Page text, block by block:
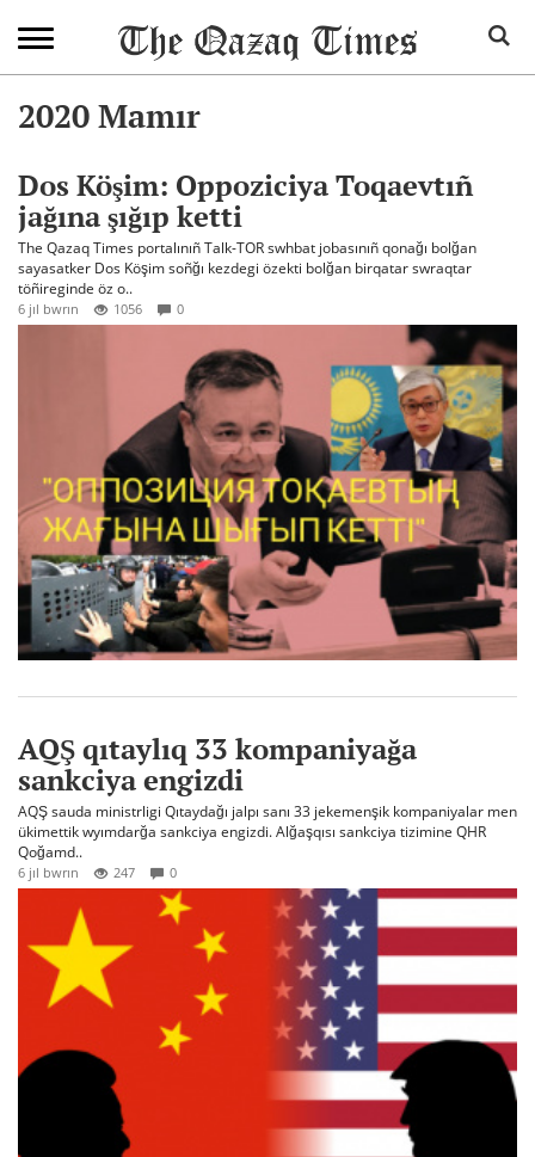
2020 Mamır
Dos Köşim: Oppoziciya Toqaevtıñ
jağına şığıp ketti
The Qazaq Times portalınıñ Talk-TOR swhbat jobasınıñ qonağı bolğan
sayasatker Dos Köşim soñğı kezdegi özekti bolğan birqatar swraqtar
töñireginde öz o..
6 jıl bwrın 1056 0
AQŞ qıtaylıq 33 kompaniyağa
sankciya engizdi
AQŞ sauda ministrligi Qıtaydağı jalpı sanı 33 jekemenşik kompaniyalar men
ükimettik wyımdarğa sankciya engizdi. Alğaşqısı sankciya tizimine QHR
Qoğamd..
6 jıl bwrın 247 0